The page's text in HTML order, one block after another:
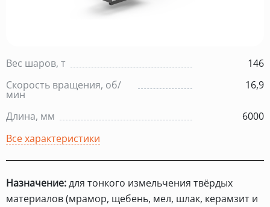
Вес шаров, т
146
Скорость вращения, об/
мин
16,9
Длина, мм
6000
Все характеристики
Назначение:для тонкого измельчения твёрдых
материалов (мрамор, щебень, мел, шлак, керамзит и